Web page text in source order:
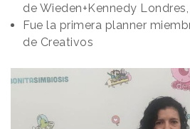
de Wieden+Kennedy
Fue la primera planner
de Creativos